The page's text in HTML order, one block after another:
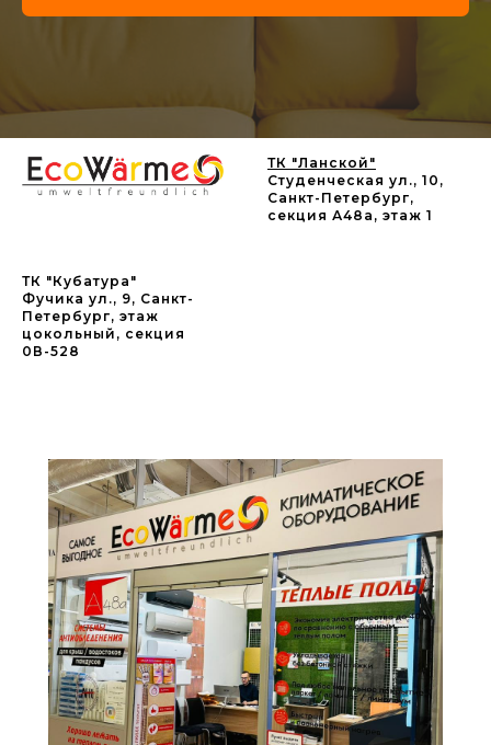
ТК "Ланской"
Студенческая ул., 10,
Санкт-Петербург,
секция А48а, этаж 1
ТК "Кубатура"
Фучика ул., 9, Санкт-
Петербург, этаж
цокольный, секция
0В-528